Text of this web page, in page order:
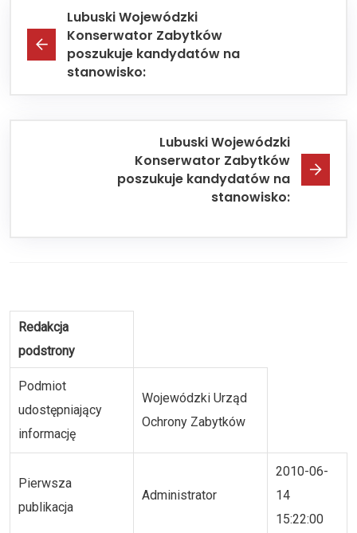
Lubuski Wojewódzki
Konserwator Zabytków
poszukuje kandydatów na
stanowisko:
Lubuski Wojewódzki
Konserwator Zabytków
poszukuje kandydatów na
stanowisko:
Redakcja
podstrony
Podmiot
udostępniający
informację
Wojewódzki Urząd
Ochrony Zabytków
Pierwsza
publikacja
Administrator
2010-06-
14
15:22:00